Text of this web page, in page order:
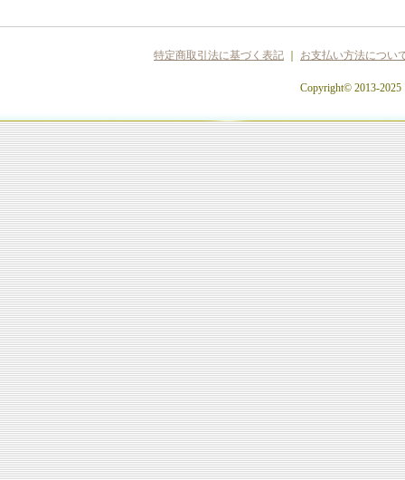
特定商取引法に基づく表記 お支払い方法につい
Copyright© 2013-